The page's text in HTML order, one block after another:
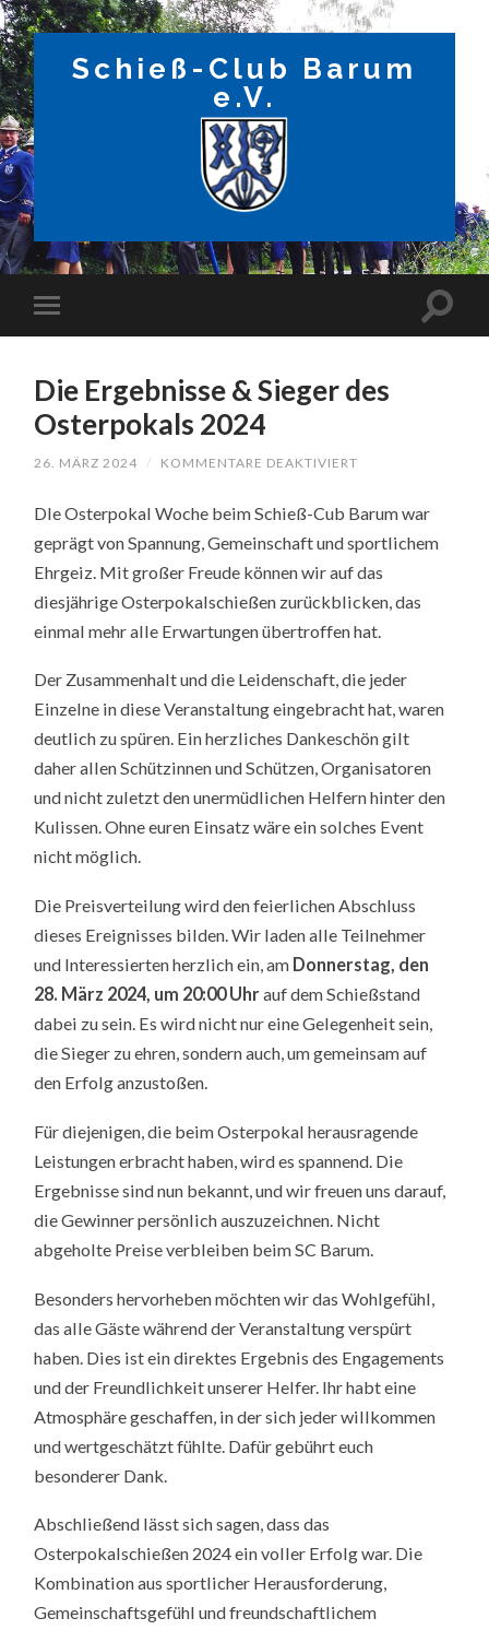
Schieß-Club Barum
e.V.
Die Ergebnisse & Sieger des
Osterpokals 2024
26. MÄRZ 2024 / KOMMENTARE DEAKTIVIERT
&
DES
2024
DIe Osterpokal Woche beim Schieß-Cub Barum war
geprägt von Spannung, Gemeinschaft und sportlichem
Ehrgeiz. Mit großer Freude können wir auf das
diesjährige Osterpokalschießen zurückblicken, das
einmal mehr alle Erwartungen übertroffen hat.
Der Zusammenhalt und die Leidenschaft, die jeder
Einzelne in diese Veranstaltung eingebracht hat, waren
deutlich zu spüren. Ein herzliches Dankeschön gilt
daher allen Schützinnen und Schützen, Organisatoren
und nicht zuletzt den unermüdlichen Helfern hinter den
Kulissen. Ohne euren Einsatz wäre ein solches Event
nicht möglich.
Die Preisverteilung wird den feierlichen Abschluss
dieses Ereignisses bilden. Wir laden alle Teilnehmer
und Interessierten herzlich ein, am Donnerstag, den
28. März 2024, um 20:00 Uhrauf dem Schießstand
dabei zu sein. Es wird nicht nur eine Gelegenheit sein,
die Sieger zu ehren, sondern auch, um gemeinsam auf
den Erfolg anzustoßen.
Für diejenigen, die beim Osterpokal herausragende
Leistungen erbracht haben, wird es spannend. Die
Ergebnisse sind nun bekannt, und wir freuen uns darauf,
die Gewinner persönlich auszuzeichnen. Nicht
abgeholte Preise verbleiben beim SC Barum.
Besonders hervorheben möchten wir das Wohlgefühl,
das alle Gäste während der Veranstaltung verspürt
haben. Dies ist ein direktes Ergebnis des Engagements
und der Freundlichkeit unserer Helfer. Ihr habt eine
Atmosphäre geschaffen, in der sich jeder willkommen
und wertgeschätzt fühlte. Dafür gebührt euch
besonderer Dank.
Abschließend lässt sich sagen, dass das
Osterpokalschießen 2024 ein voller Erfolg war. Die
Kombination aus sportlicher Herausforderung,
Gemeinschaftsgefühl und freundschaftlichem